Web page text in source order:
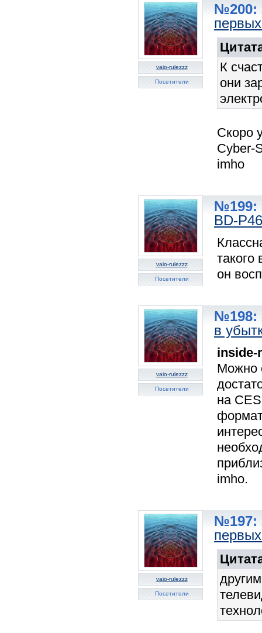
vaio-rulezzz
Посетители
№200:
К
они
Скоро
Cyber-
imho
vaio-rulezzz
Посетители
№199:
BD-
такого
он
vaio-rulezzz
Посетители
№198:
в
inside-
Можно
на
imho.
vaio-rulezzz
Посетители
№197: